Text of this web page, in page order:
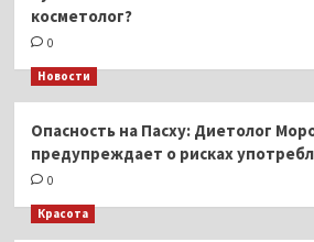
косметолог?
0
Новости
Опасность на Пасху: Диетолог
предупреждает о рисках
0
Красота